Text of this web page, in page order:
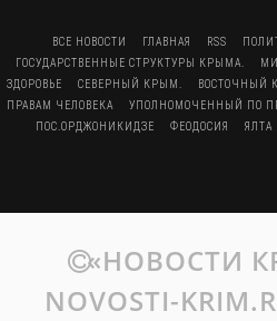
ВСЕ НОВОСТИ ГЛАВНАЯ RSS
ГОСУДАРСТВЕННЫЕ СТРУКТУРЫ КРЫМА.
ЗДОРОВЬЕ
СЕВЕРНЫЙ КРЫМ. ВОСТОЧНЫЙ
ПРАВАМ ЧЕЛОВЕКА
УПОЛНОМОЧЕННЫЙ ПО
ПОС.ОРДЖОНИКИДЗЕ
ФЕОДОСИЯ ЯЛТА
«НОВОСТИ
NOVOSTI-